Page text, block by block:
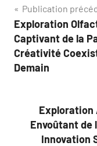
Navigation
de
l’article
Publication
Exploration
Captivant de la
Créativité
Demain
Exploration
Envoûtant de
Innovation